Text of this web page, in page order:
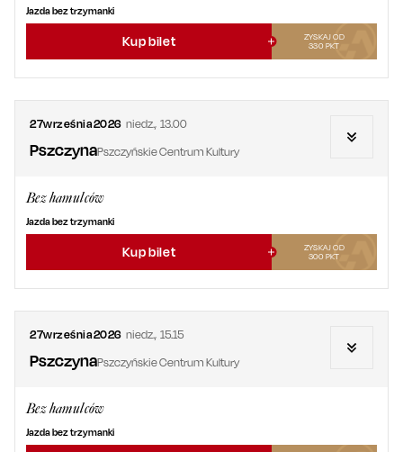
Jazda bez trzymanki
Kup bilet
ZYSKAJ OD
330 PKT
27września2026 niedz., 13.00
PszczynaPszczyńskie Centrum Kultury
Bez hamulców
Jazda bez trzymanki
Kup bilet
ZYSKAJ OD
300 PKT
27września2026 niedz., 15.15
PszczynaPszczyńskie Centrum Kultury
Bez hamulców
Jazda bez trzymanki